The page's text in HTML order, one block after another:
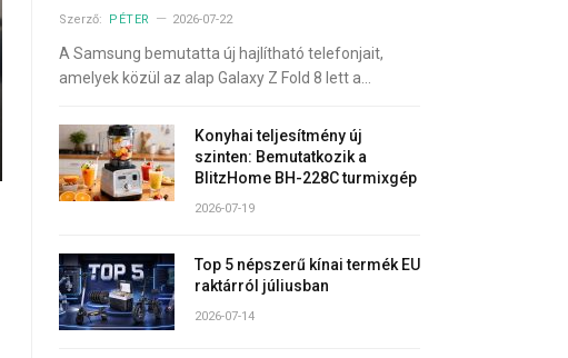
Szerző: PÉTER 2026-07-22
A Samsung bemutatta új hajlítható telefonjait,
amelyek közül az alap Galaxy Z Fold 8 lett a…
Konyhai teljesítmény új
szinten: Bemutatkozik a
BlitzHome BH-228C turmixgép
2026-07-19
Top 5 népszerű kínai termék EU
raktárról júliusban
2026-07-14